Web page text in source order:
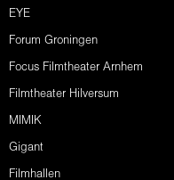
EYE
Forum Groningen
Focus Filmtheater Arnhem
Filmtheater Hilversum
MIMIK
Gigant
Filmhallen